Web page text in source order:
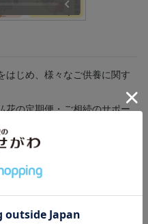
はじめ、様々なご供養に関す
花の定期便・ご相続のサポー
ナーとしてお客様のお悩みに
要望にお応えします。
ぜひご相談ください。
は各詳細ページをご確認くだ